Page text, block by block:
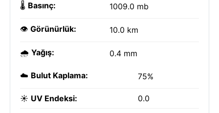
🌡️ Basınç: 1009.0 mb
👁️ Görünürlük: 10.0 km
🌧️ Yağış: 0.4 mm
☁️ Bulut Kaplama: 75%
☀️ UV Endeksi: 0.0